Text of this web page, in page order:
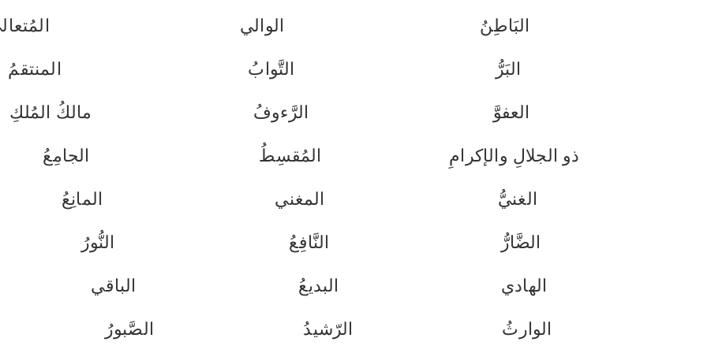
البَاطِنُ الوالي
البَرُّ التَّوابُ المنتقمُ
العفوَّ الرَّءوفُ مالكُ المُلكِ
ذو الجلالِ والإكرامِ المُقسِطُ الجامِعُ
الغنيُّ المغني المانِعُ
الضَّارُّ النَّافِعُ النُّورُ
الهادي البديعُ الباقي
الوارثُ الرّشيدُ الصَّبورُ